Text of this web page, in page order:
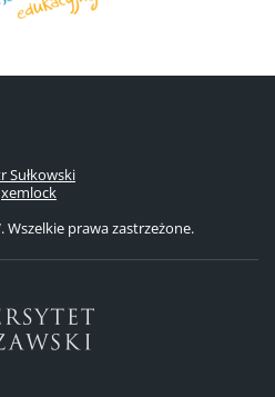
Sułkowski
xemlock
Wszelkie prawa zastrzeżone.